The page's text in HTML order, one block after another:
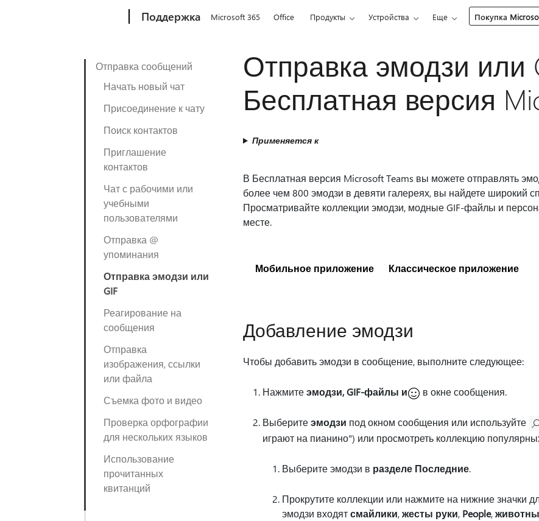
Поддержка Microsoft 365 Office Продукты Устройства Еще Покупка
Отправка сообщений
Начать новый чат
Присоединение к чату
Поиск контактов
Приглашение
контактов
Чат с рабочими или
учебными
пользователями
Отправка @
упоминания
Отправка эмодзи или
GIF
Реагирование на
сообщения
Отправка
изображения, ссылки
или файла
Съемка фото и видео
Проверка орфографии
для нескольких языков
Использование
прочитанных
квитанций
Отправка эмодзи или
Бесплатная версия
Применяется к
В Бесплатная версия Microsoft Teams вы можете отправлять
более чем 800 эмодзи в девяти галереях, вы найдете широкий
Просматривайте коллекции эмодзи, модные GIF-файлы и
месте.
Мобильное приложение Классическое приложение
Добавление эмодзи
Чтобы добавить эмодзи в сообщение, выполните следующее:
Нажмитеэмодзи, GIF-файлы и в окне сообщения.
Выберитеэмодзи под окном сообщения или используйте
играют на пианино") или просмотреть коллекцию
Выберите эмодзи в разделе Последние.
Прокрутите коллекции или нажмите на нижние значки
эмодзи входятсмайлики,жесты руки, People,